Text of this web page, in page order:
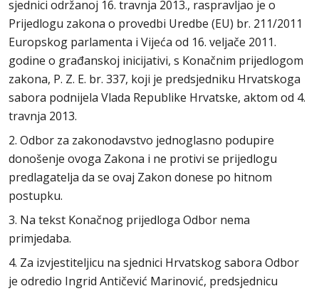
sjednici održanoj 16. travnja 2013., raspravljao je o
Prijedlogu zakona o provedbi Uredbe (EU) br. 211/2011
Europskog parlamenta i Vijeća od 16. veljače 2011.
godine o građanskoj inicijativi, s Konačnim prijedlogom
zakona, P. Z. E. br. 337, koji je predsjedniku Hrvatskoga
sabora podnijela Vlada Republike Hrvatske, aktom od 4.
travnja 2013.
2. Odbor za zakonodavstvo jednoglasno podupire
donošenje ovoga Zakona i ne protivi se prijedlogu
predlagatelja da se ovaj Zakon donese po hitnom
postupku.
3. Na tekst Konačnog prijedloga Odbor nema
primjedaba.
4. Za izvjestiteljicu na sjednici Hrvatskog sabora Odbor
je odredio Ingrid Antičević Marinović, predsjednicu